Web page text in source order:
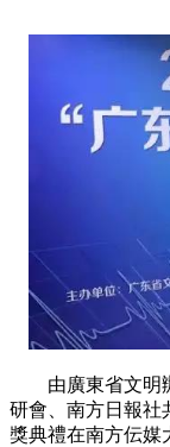
由廣東省文明辦
研會、南方日報社
獎典禮在南方伝媒